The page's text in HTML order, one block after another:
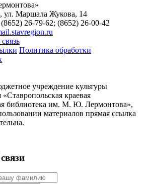
ул. Маршала Жукова, 14
26-79-62; (8652) 26-00-42
Политика обработки
учреждение культуры
краевая
библиотека им. М. Ю. Лермонтова»,
материалов прямая ссылка